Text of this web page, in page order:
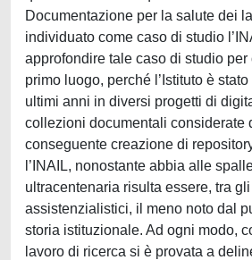
Documentazione per la salute dei
individuato come caso di studio
approfondire tale caso di studio per
primo luogo, perché l’Istituto è
ultimi anni in diversi progetti di
collezioni documentali considerate
conseguente creazione di
l’INAIL, nonostante abbia alle
ultracentenaria risulta essere, tra
assistenzialistici, il meno noto dal
storia istituzionale. Ad ogni modo,
lavoro di ricerca si è provata a